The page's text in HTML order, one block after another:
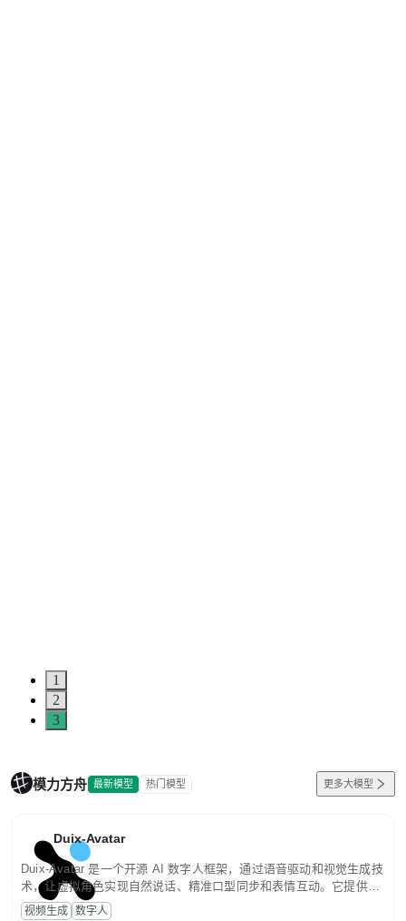
1
2
3
模力方舟 最新模型 热门模型 更多大模型
Duix-Avatar
Duix-Avatar 是一个开源 AI 数字人框架，通过语音驱动和视觉生成技
术，让虚拟角色实现自然说话、精准口型同步和表情互动。它提供从
模型推理到服务部署的完整能力，帮助开发者快速构建智能数字人应
视频生成 数字人